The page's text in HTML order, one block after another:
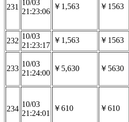
231
10/03
21:23:06
￥1,563 ￥1563
232
10/03
21:23:17
￥1,563 ￥1563
233
10/03
21:24:00
￥5,630 ￥5630
234
10/03
21:24:01
￥610 ￥610